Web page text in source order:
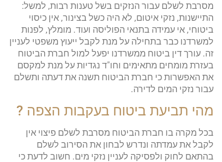
מסרבת לשלם עבור הנזקים בשל טענות רבות, למשל:
התיישנות, נזקי איטום, לא היה כשל בצינור, אין כיסוי
ביטוחי, אי עמידה בתנאי הפוליסה ועוד. מומלץ, לפנות
למשרדנו כבר בתחילה על מנת לקבל ייעוץ משפטי לעניין
זה. עורך דין ביטוח ממשרדנו יפעל למול חברת הביטוח
בעזרת מומחים מתאימים וחו"ד נגדיות על מנת למקסם
את האפשרות כי חברת הביטוח תשנה את דעתה ותשלם
עבור נזקי המים לדירה.
מהי תביעת ביטוח בעקבות הצפה ?
בכל מקרה בו חברת הביטוח מסרבת לשלם פיצוי אין
לקבל את עמדתה ונדרש לבחון את הסירוב לשלם
בהתאם לחוק ולפסיקה לעניין נזקי מים. חשוב לדעת כי